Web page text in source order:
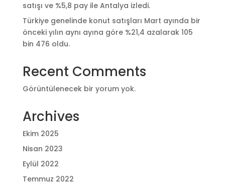
satışı ve %5,8 pay ile Antalya izledi.
Türkiye genelinde konut satışları Mart ayında bir
önceki yılın aynı ayına göre %21,4 azalarak 105
bin 476 oldu.
Recent Comments
Görüntülenecek bir yorum yok.
Archives
Ekim 2025
Nisan 2023
Eylül 2022
Temmuz 2022